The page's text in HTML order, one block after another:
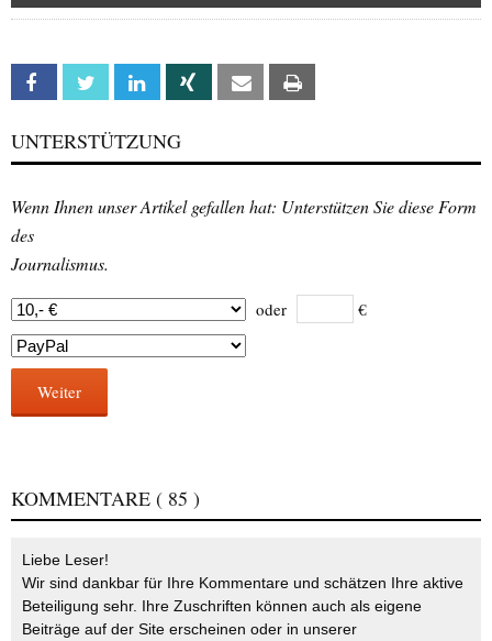
Facebook Twitter Linkedin Xing Email
UNTERSTÜTZUNG
Wenn Ihnen unser Artikel gefallen hat: Unterstützen Sie diese Form
des
Journalismus.
oder €
Weiter
KOMMENTARE ( 85 )
Liebe Leser!
Wir sind dankbar für Ihre Kommentare und schätzen Ihre aktive
Beteiligung sehr. Ihre Zuschriften können auch als eigene
Beiträge auf der Site erscheinen oder in unserer